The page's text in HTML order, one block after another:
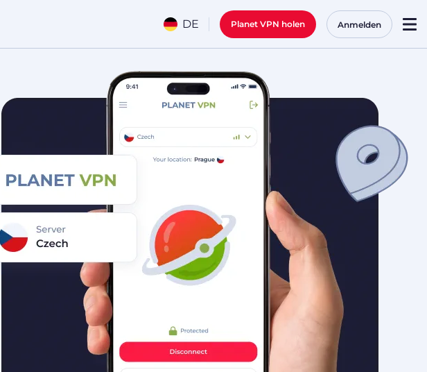
DE Planet VPN holen Anmelden